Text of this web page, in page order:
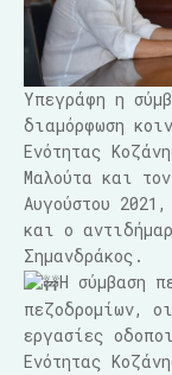
Υπεγράφη η
διαμόρφωση
Ενότητας
Μαλούτα και
Αυγούστου
και ο
Σημανδράκος.
Η σύμβαση
πεζοδρομίων,
εργασίες
Ενότητας